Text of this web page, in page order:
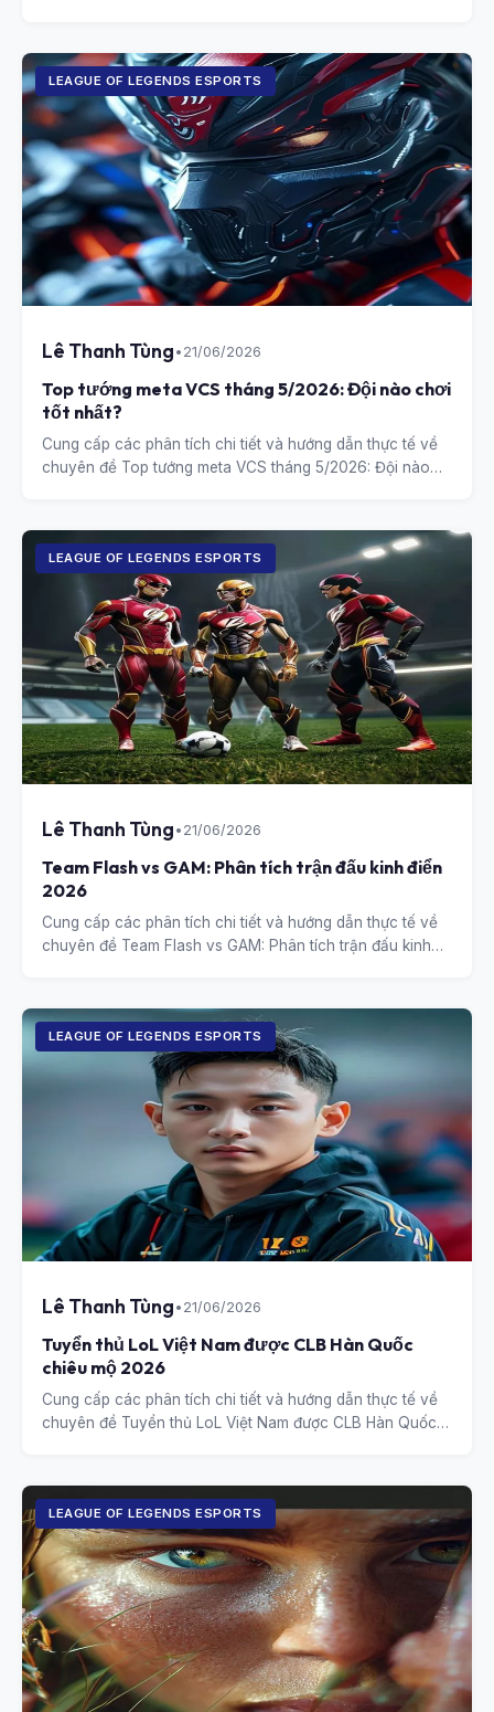
LEAGUE OF LEGENDS ESPORTS
Lê Thanh Tùng • 21/06/2026
Top tướng meta VCS tháng 5/2026: Đội nào chơi
tốt nhất?
Cung cấp các phân tích chi tiết và hướng dẫn thực tế về
chuyên đề Top tướng meta VCS tháng 5/2026: Đội nào
LEAGUE OF LEGENDS ESPORTS
Lê Thanh Tùng • 21/06/2026
Team Flash vs GAM: Phân tích trận đấu kinh điển
2026
Cung cấp các phân tích chi tiết và hướng dẫn thực tế về
chuyên đề Team Flash vs GAM: Phân tích trận đấu kinh
LEAGUE OF LEGENDS ESPORTS
Lê Thanh Tùng • 21/06/2026
Tuyển thủ LoL Việt Nam được CLB Hàn Quốc
chiêu mộ 2026
Cung cấp các phân tích chi tiết và hướng dẫn thực tế về
chuyên đề Tuyển thủ LoL Việt Nam được CLB Hàn Quốc
LEAGUE OF LEGENDS ESPORTS